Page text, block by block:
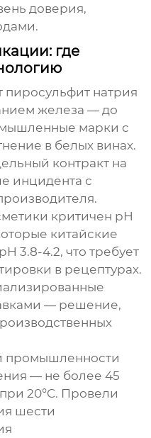
доверия,
где
натрия
железа — до
марки с
в белых винах.
контракт на
инцидента с
критичен pH
китайские
3.8-4.2, что требует
в рецептурах.
— решение,
промышленности
— не более 45
20°C. Провели
шести